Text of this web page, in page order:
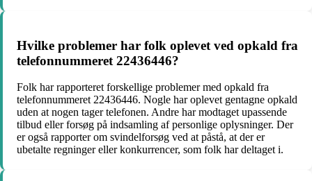
Hvilke problemer har folk oplevet ved opkald fra
telefonnummeret 22436446?
Folk har rapporteret forskellige problemer med opkald fra
telefonnummeret 22436446. Nogle har oplevet gentagne opkald
uden at nogen tager telefonen. Andre har modtaget upassende
tilbud eller forsøg på indsamling af personlige oplysninger. Der
er også rapporter om svindelforsøg ved at påstå, at der er
ubetalte regninger eller konkurrencer, som folk har deltaget i.